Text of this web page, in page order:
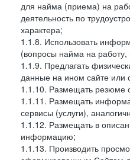
для найма (приема) на
деятельность по
характера;
1.1.8. Использовать
(вопросы найма на работу,
1.1.9. Предлагать
данные на ином сайте или
1.1.10. Размещать резюме
1.1.11. Размещать
сервисы (услуги),
1.1.12. Размещать в
информацию;
1.1.13. Производить